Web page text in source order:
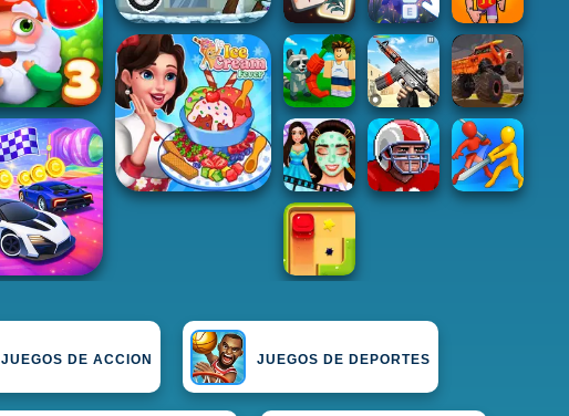
JUEGOS DE ACCION JUEGOS DE DEPORTES